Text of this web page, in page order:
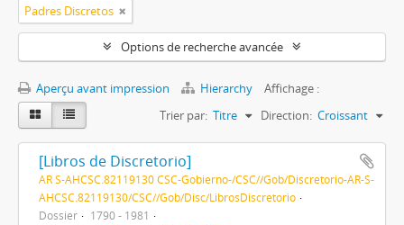
Padres Discretos
Options de recherche avancée
Aperçu avant impression Hierarchy
Affichage :
Trier par: Titre Direction: Croissant
[Libros de Discretorio]
AR S-AHCSC.82119130 CSC-Gobierno-/CSC//Gob/Discretorio-AR-S-
AHCSC.82119130/CSC//Gob/Disc/LibrosDiscretorio
Dossier
1790 - 1981